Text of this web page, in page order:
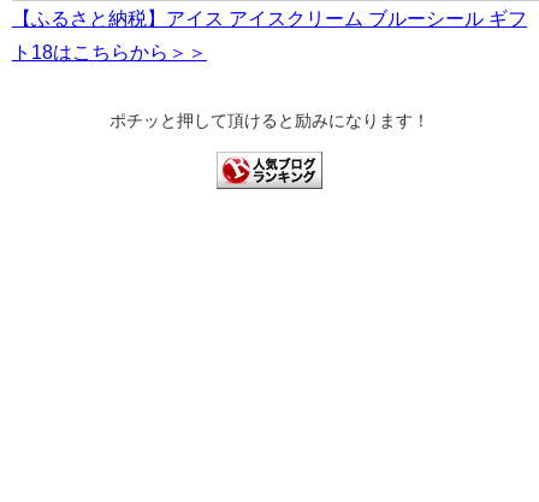
【ふるさと納税】アイス アイスクリーム ブルーシール ギフ
ト18はこちらから＞＞
ポチッと押して頂けると励みになります！